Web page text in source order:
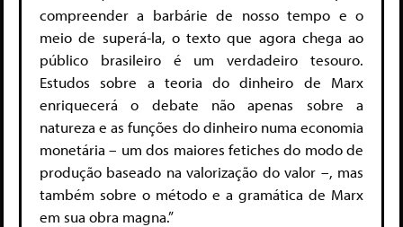
compreender a barbárie de nosso tempo e o
meio de superá-la, o texto que agora chega ao
público brasileiro é um verdadeiro tesouro.
Estudos sobre a teoria do dinheiro de Marx
enriquecerá o debate não apenas sobre a
natureza e as funções do dinheiro numa economia
monetária – um dos maiores fetiches do modo de
produção baseado na valorização do valor –, mas
também sobre o método e a gramática de Marx
em sua obra magna.”